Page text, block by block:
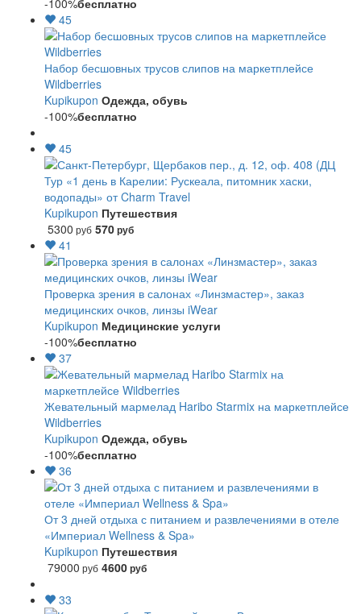
-100%бесплатно
45
Набор бесшовных трусов слипов на маркетплейсе
Wildberries
Kupikupon Одежда, обувь
-100%бесплатно
45
Тур «1 день в Карелии: Рускеала, питомник хаски,
водопады» от Charm Travel
Kupikupon Путешествия
5300 руб 570руб
41
Проверка зрения в салонах «Линзмастер», заказ
медицинских очков, линзы iWear
Kupikupon Медицинские услуги
-100%бесплатно
37
Жевательный мармелад Haribo Starmix на маркетплейсе
Wildberries
Kupikupon Одежда, обувь
-100%бесплатно
36
От 3 дней отдыха с питанием и развлечениями в отеле
«Империал Wellness & Spa»
Kupikupon Путешествия
79000 руб 4600руб
33